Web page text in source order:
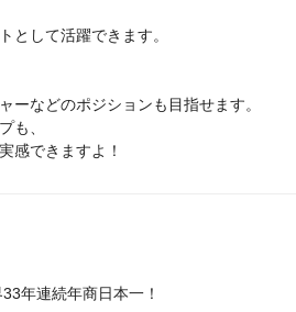
として活躍できます。
ーなどのポジションも目指せます。
も、
感できますよ！
年連続年商日本一！